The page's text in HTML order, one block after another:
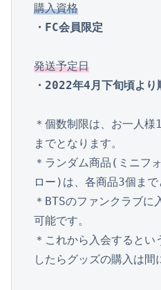
購入資格
・FC会員限定
発送予定日
・2022年4月下旬頃より
＊個数制限は、お一人
までとなります。
＊ランダム商品(ミニフ
ロー)は、各商品3個まで
＊BTSのファンクラブに
可能です。
＊これから入会すると
したらグッズの購入は間